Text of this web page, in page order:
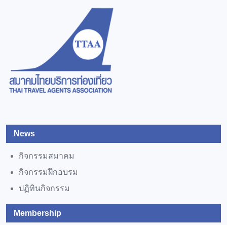
News
กิจกรรมสมาคม
กิจกรรมฝึกอบรม
ปฏิทินกิจกรรม
Membership